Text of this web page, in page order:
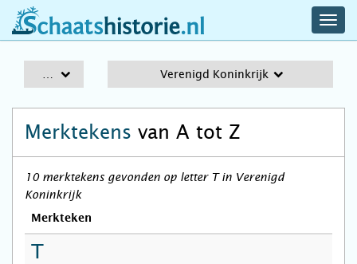
schaatshistorie.nl
Verenigd Koninkrijk
Merktekens van A tot Z
10 merktekens gevonden op letter T in Verenigd
Koninkrijk
Merkteken
T